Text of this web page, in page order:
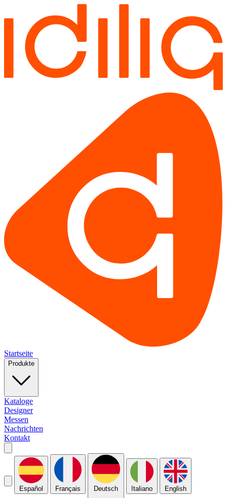
Startseite
Produkte
Kataloge
Designer
Messen
Nachrichten
Kontakt
Español Français Deutsch Italiano English